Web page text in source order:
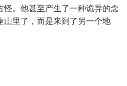
。他甚至产生了一种诡异的念
山里了，而是来到了另一个地